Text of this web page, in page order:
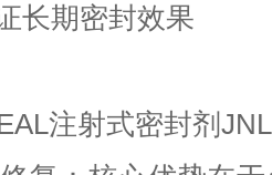
长期密封效果
注射式密封剂